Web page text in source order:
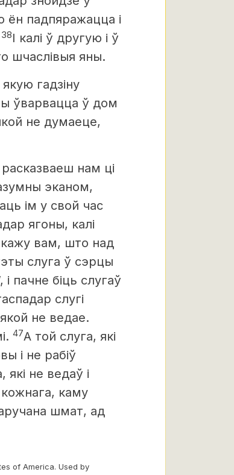
ён падпяражацца і
38І калі ў другую і ў
шчаслівыя яны.
гадзіну
ўварвацца ў дом
не думаеце,
нам ці
эканом,
ім у свой час
ягоны, калі
вам, што над
слуга ў сэрцы
пачне біць слугаў
слугі
якой не ведае.
47А той слуга, які
і не рабіў
які не ведаў і
кожнага, каму
шмат, ад
of America. Used by